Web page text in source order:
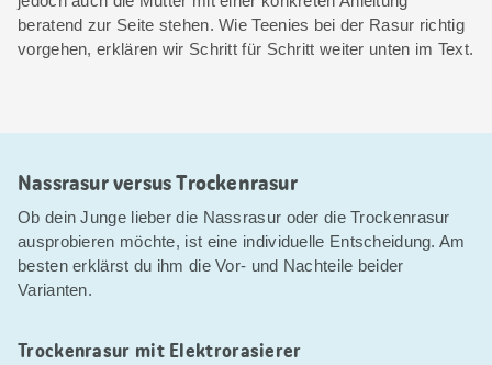
beratend zur Seite stehen. Wie Teenies bei der Rasur richtig
vorgehen, erklären wir Schritt für Schritt weiter unten im Text.
Nassrasur versus Trockenrasur
Ob dein Junge lieber die Nassrasur oder die Trockenrasur
ausprobieren möchte, ist eine individuelle Entscheidung. Am
besten erklärst du ihm die Vor- und Nachteile beider
Varianten.
Trockenrasur mit Elektrorasierer